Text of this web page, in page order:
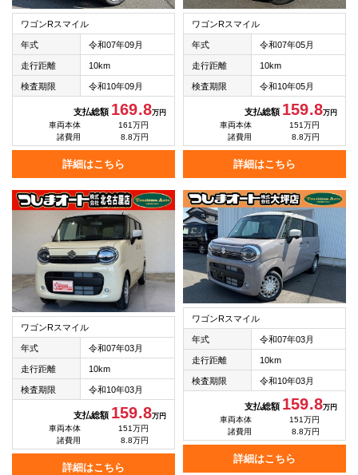
ワゴンRスマイル
年式 令和07年09月
走行距離 10km
検査期限 令和10年09月
支払総額 169.8万円
車両本体
161万円
諸費用
8.8万円
詳細はこちら
ワゴンRスマイル
年式 令和07年05月
走行距離 10km
検査期限 令和10年05月
支払総額 159.8万円
車両本体
151万円
諸費用
8.8万円
詳細はこちら
ワゴンRスマイル
年式 令和07年03月
走行距離 10km
検査期限 令和10年03月
支払総額 159.8万円
車両本体
151万円
諸費用
8.8万円
詳細はこちら
ワゴンRスマイル
年式 令和07年03月
走行距離 10km
検査期限 令和10年03月
支払総額 159.8万円
車両本体
151万円
諸費用
8.8万円
詳細はこちら